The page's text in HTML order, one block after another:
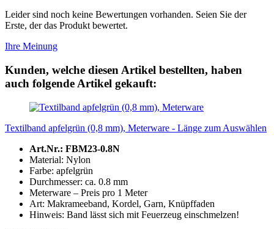
Leider sind noch keine Bewertungen vorhanden. Seien Sie der
Erste, der das Produkt bewertet.
Ihre Meinung
Kunden, welche diesen Artikel bestellten, haben
auch folgende Artikel gekauft:
Textilband apfelgrün (0,8 mm), Meterware - Länge zum Auswählen
Art.Nr.: FBM23-0.8N
Material: Nylon
Farbe: apfelgrün
Durchmesser: ca. 0.8 mm
Meterware – Preis pro 1 Meter
Art: Makrameeband, Kordel, Garn, Knüpffaden
Hinweis: Band lässt sich mit Feuerzeug einschmelzen!